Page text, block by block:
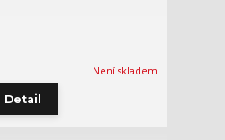
Není skladem
Detail